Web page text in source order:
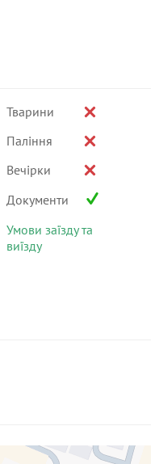
Тварини
Паління
Вечірки
Документи
Умови заїзду та
виїзду